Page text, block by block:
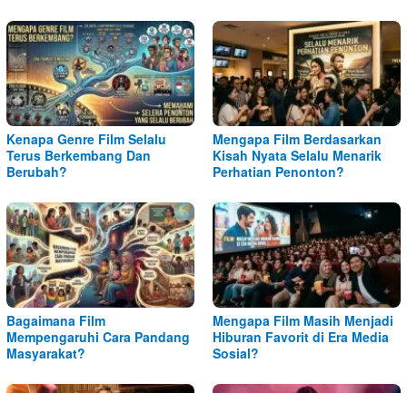
Kenapa Genre Film Selalu
Terus Berkembang Dan
Berubah?
Mengapa Film Berdasarkan
Kisah Nyata Selalu Menarik
Perhatian Penonton?
Bagaimana Film
Mempengaruhi Cara Pandang
Masyarakat?
Mengapa Film Masih Menjadi
Hiburan Favorit di Era Media
Sosial?